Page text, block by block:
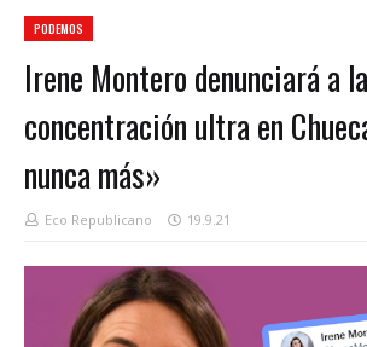
PODEMOS
Irene Montero denunciará a
concentración ultra en
nunca más»
Eco Republicano 19.9.21